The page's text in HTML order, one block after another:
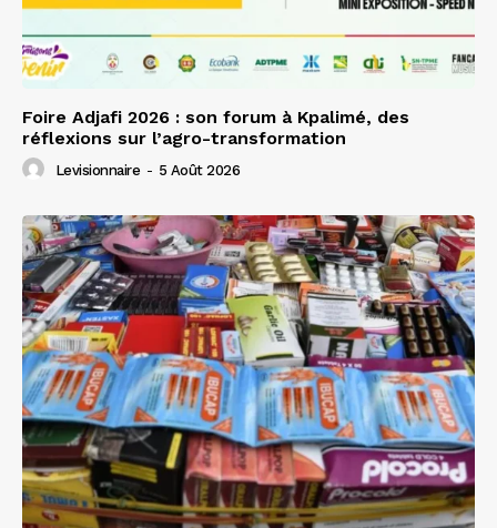
Foire Adjafi 2026 : son forum à Kpalimé, des
réflexions sur l’agro-transformation
Levisionnaire - 5 Août 2026